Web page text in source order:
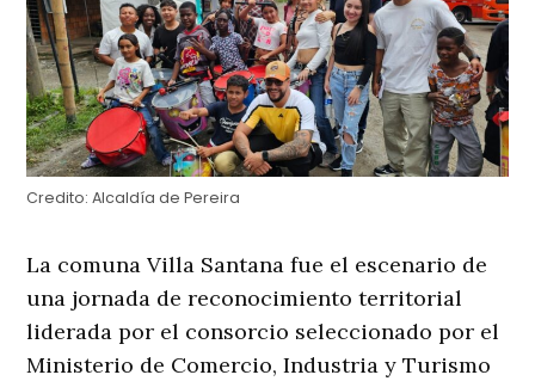
Credito: Alcaldía de Pereira
La comuna Villa Santana fue el escenario de
una jornada de reconocimiento territorial
liderada por el consorcio seleccionado por el
Ministerio de Comercio, Industria y Turismo